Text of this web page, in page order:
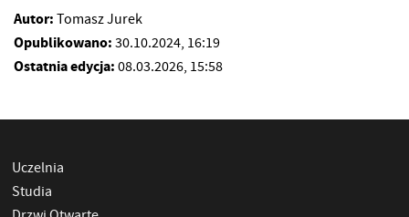
Autor: Tomasz Jurek
Opublikowano: 30.10.2024, 16:19
Ostatnia edycja: 08.03.2026, 15:58
Uczelnia
Studia